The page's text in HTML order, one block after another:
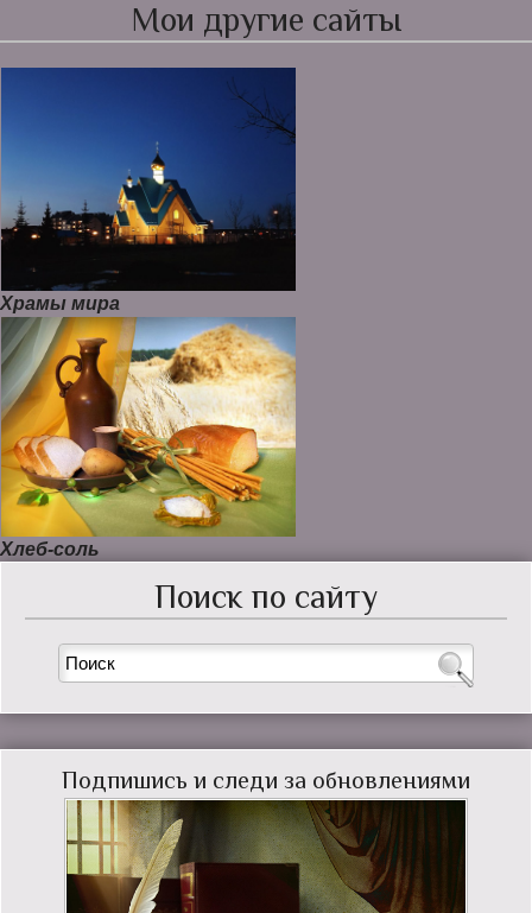
Мои другие сайты
Храмы мира
Хлеб-соль
Поиск по сайту
Подпишись и следи за обновлениями